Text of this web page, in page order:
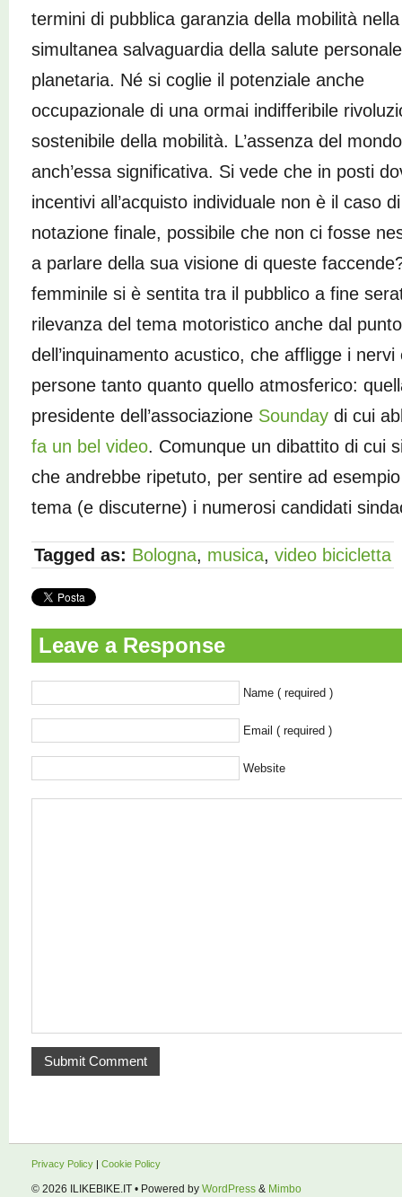
termini di pubblica garanzia della mobilità nella
simultanea salvaguardia della salute
planetaria. Né si coglie il potenziale anche
occupazionale di una ormai indifferibile
sostenibile della mobilità. L’assenza del
anch’essa significativa. Si vede che in posti
incentivi all’acquisto individuale non è il caso
notazione finale, possibile che non ci fosse
a parlare della sua visione di queste
femminile si è sentita tra il pubblico a fine
rilevanza del tema motoristico anche dal
dell’inquinamento acustico, che affligge i
persone tanto quanto quello atmosferico:
presidente dell’associazione Sounday di cui
fa un bel video. Comunque un dibattito di cui
che andrebbe ripetuto, per sentire ad
tema (e discuterne) i numerosi candidati
Tagged as: Bologna, musica, video bicicletta
Leave a Response
Name ( required )
Email ( required )
Website
Privacy Policy | Cookie Policy
© 2026 ILIKEBIKE.IT • Powered by WordPress & Mimbo